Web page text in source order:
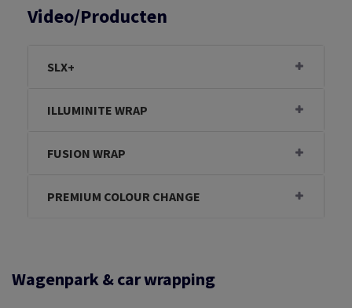
Video/Producten
SLX+
ILLUMINITE WRAP
FUSION WRAP
PREMIUM COLOUR CHANGE
Wagenpark & car wrapping